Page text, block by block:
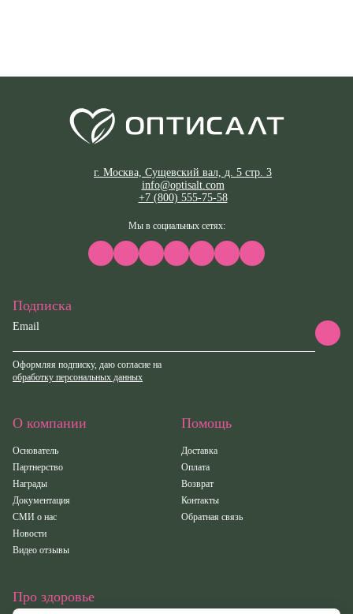
г. Москва, Сущевский вал, д. 5 стр. 3
info@optisalt.com
+7 (800) 555-75-58
Мы в социальных сетях:
Подписка
Email
Оформляя подписку, даю согласие на
обработку персональных данных
О компании
Основатель
Партнерство
Награды
Документация
СМИ о нас
Новости
Видео отзывы
Помощь
Доставка
Оплата
Возврат
Контакты
Обратная связь
Про здоровье